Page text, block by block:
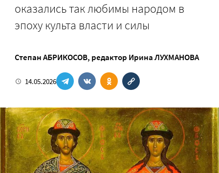
оказались так любимы народом в
эпоху культа власти и силы
Степан АБРИКОСОВ, редактор Ирина ЛУХМАНОВА
14.05.2026